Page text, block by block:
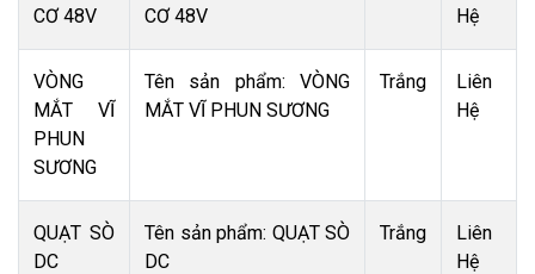
CƠ 48V
CƠ 48V
Hệ
VÒNG
MẮT VĨ
PHUN
SƯƠNG
Tên sản phẩm: VÒNG
MẮT VĨ PHUN SƯƠNG
Trắng
Liên
Hệ
QUẠT SÒ
DC
Tên sản phẩm: QUẠT SÒ
DC
Trắng
Liên
Hệ